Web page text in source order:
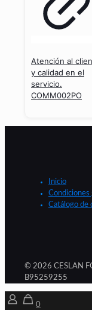
Atención al
y calidad en el
servicio.
COMM002PO
Inicio
Condiciones
Catálogo de
© 2026 CESLAN
B95259255
0